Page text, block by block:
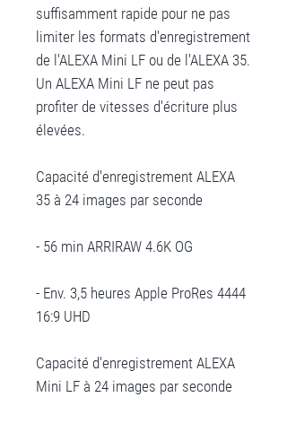
suffisamment rapide pour ne pas
limiter les formats d'enregistrement
de l'ALEXA Mini LF ou de l'ALEXA 35.
Un ALEXA Mini LF ne peut pas
profiter de vitesses d'écriture plus
élevées.
Capacité d'enregistrement ALEXA
35 à 24 images par seconde
- 56 min ARRIRAW 4.6K OG
- Env. 3,5 heures Apple ProRes 4444
16:9 UHD
Capacité d'enregistrement ALEXA
Mini LF à 24 images par seconde